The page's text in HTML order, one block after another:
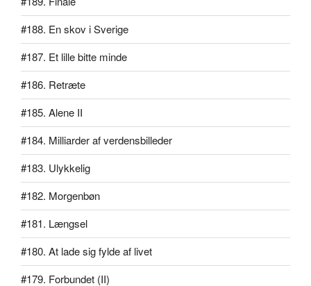
#188. En skov i Sverige
#187. Et lille bitte minde
#186. Retræte
#185. Alene II
#184. Milliarder af verdensbilleder
#183. Ulykkelig
#182. Morgenbøn
#181. Længsel
#180. At lade sig fylde af livet
#179. Forbundet (II)